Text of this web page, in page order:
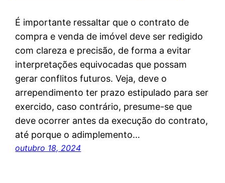
É importante ressaltar que o contrato de
compra e venda de imóvel deve ser redigido
com clareza e precisão, de forma a evitar
interpretações equivocadas que possam
gerar conflitos futuros. Veja, deve o
arrependimento ter prazo estipulado para ser
exercido, caso contrário, presume-se que
deve ocorrer antes da execução do contrato,
até porque o adimplemento…
outubro 18, 2024